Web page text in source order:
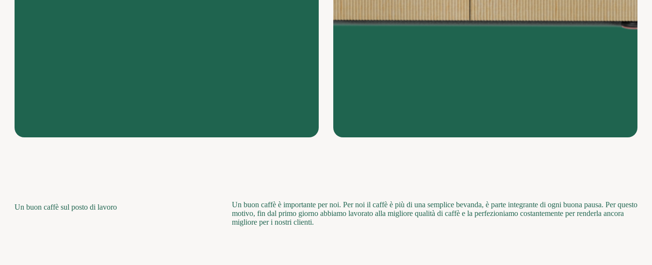
Un buon caffè sul posto di lavoro
Un buon caffè è importante per noi. Per noi il caffè è più di una semplice bevanda, è parte integrante di ogni buona pausa. Per questo
motivo, fin dal primo giorno abbiamo lavorato alla migliore qualità di caffè e la perfezioniamo costantemente per renderla ancora
migliore per i nostri clienti.